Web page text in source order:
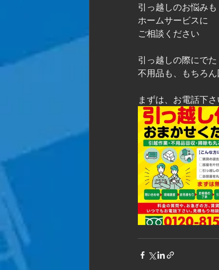
引っ越しのお悩みも
ホームサービスに
ご相談ください
引っ越しの際にでた
不用品も、もちろ
まずは、お電話下